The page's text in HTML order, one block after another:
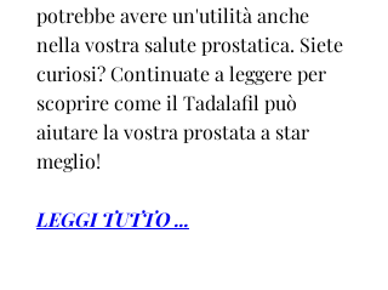
potrebbe avere un'utilità anche
nella vostra salute prostatica. Siete
curiosi? Continuate a leggere per
scoprire come il Tadalafil può
aiutare la vostra prostata a star
meglio!
LEGGI TUTTO ...